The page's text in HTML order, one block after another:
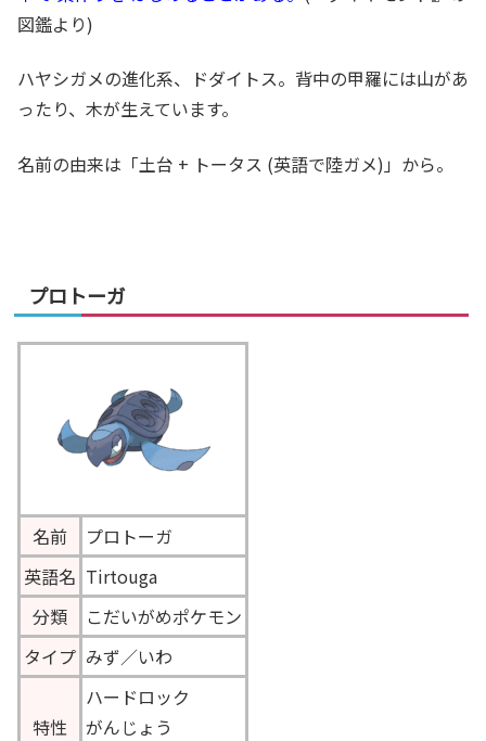
図鑑より)
ハヤシガメの進化系、ドダイトス。背中の甲羅には山があ
ったり、木が生えています。
名前の由来は「土台 + トータス (英語で陸ガメ)」から。
プロトーガ
名前
プロトーガ
英語名 Tirtouga
分類
こだいがめポケモン
タイプ みず／いわ
特性
ハードロック
がんじょう